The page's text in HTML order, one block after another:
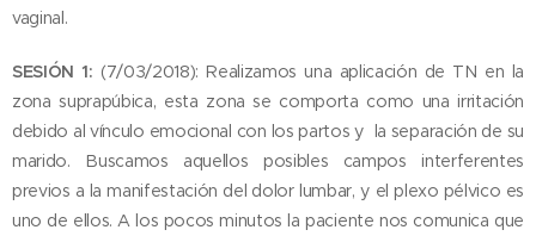
vaginal.
SESIÓN 1: (7/03/2018): Realizamos una aplicación de TN en la
zona suprapúbica, esta zona se comporta como una irritación
debido al vínculo emocional con los partos y la separación de su
marido. Buscamos aquellos posibles campos interferentes
previos a la manifestación del dolor lumbar, y el plexo pélvico es
uno de ellos. A los pocos minutos la paciente nos comunica que